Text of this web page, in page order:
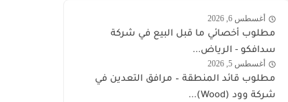
الشركة
السعودية
لمنتجات
الألبان
والأغذية
أغسطس 6, 2026
مطلوب أخصائي ما قبل البيع في شركة
سدافكو - الرياض...
وظائف
السعودية
أغسطس 5, 2026
مطلوب قائد المنطقة – مرافق التعدين في
شركة وود (Wood)...